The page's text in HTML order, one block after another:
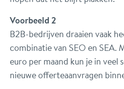
Voorbeeld 2
B2B-bedrijven draaien vaak
combinatie van SEO en
euro per maand kun je in veel
nieuwe offerteaanvragen